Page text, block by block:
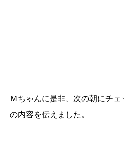
Ｍちゃんに是非、次の朝にチ
の内容を伝えました。